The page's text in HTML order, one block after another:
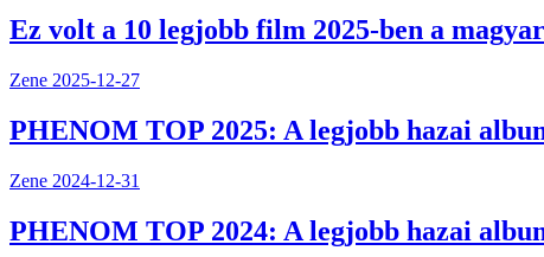
Ez volt a 10 legjobb film 2025-ben a
Zene 2025-12-27
PHENOM TOP 2025: A legjobb hazai
Zene 2024-12-31
PHENOM TOP 2024: A legjobb hazai